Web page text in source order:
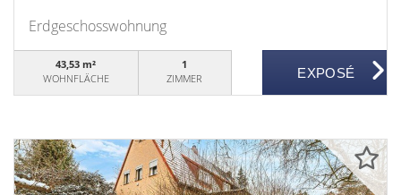
Erdgeschosswohnung
43,53 m²
WOHNFLÄCHE
1
ZIMMER